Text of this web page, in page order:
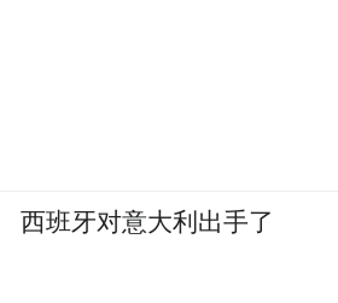
西班牙对意大利出手了